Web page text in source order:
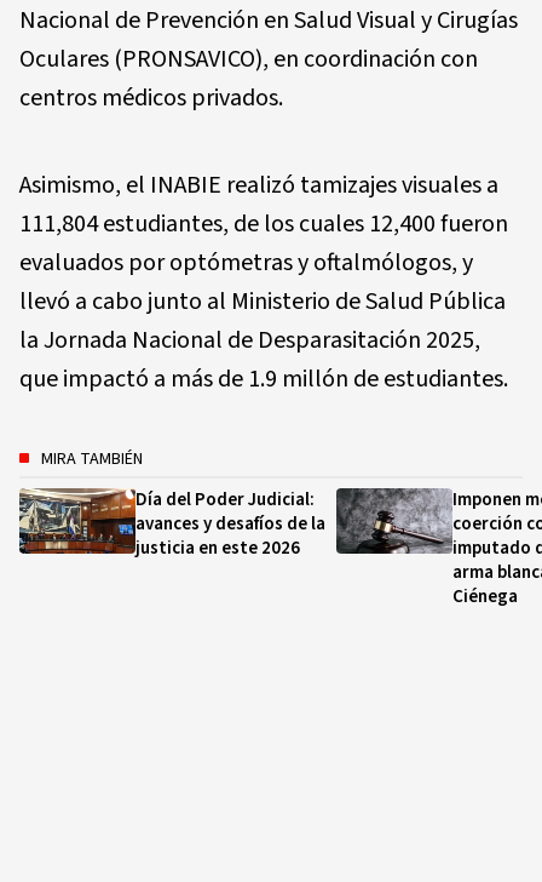
Nacional de Prevención en Salud Visual y Cirugías
Oculares (PRONSAVICO), en coordinación con
centros médicos privados.
Asimismo, el INABIE realizó tamizajes visuales a
111,804 estudiantes, de los cuales 12,400 fueron
evaluados por optómetras y oftalmólogos, y
llevó a cabo junto al Ministerio de Salud Pública
la Jornada Nacional de Desparasitación 2025,
que impactó a más de 1.9 millón de estudiantes.
MIRA TAMBIÉN
Día del Poder Judicial:
avances y desafíos de la
justicia en este 2026
Imponen
coerción
imputado
arma
Ciénega